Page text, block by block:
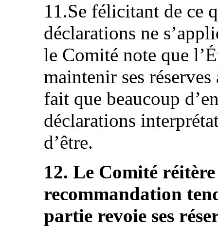
11.Se félicitant de ce
déclarations ne
le Comité note que
maintenir ses
fait que beaucoup
déclarations
d’être.
12. Le Comité
recommandation
partie revoie ses